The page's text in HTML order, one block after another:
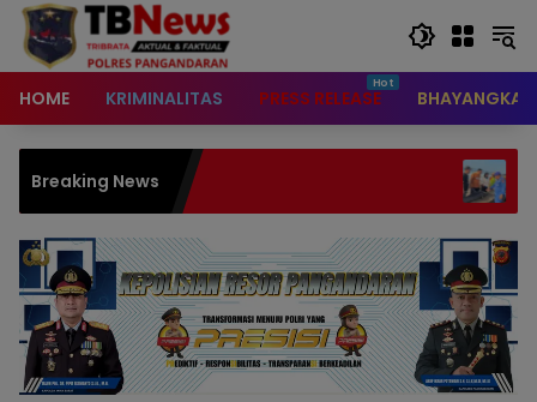
content
HOME KRIMINALITAS PRESS RELEASE BHAYANGKARI
Breaking News
Lumba-
Timur